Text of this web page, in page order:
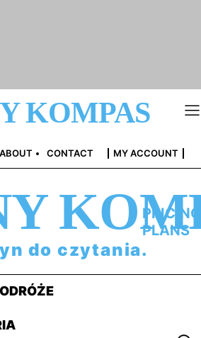
KOMPAS
ABOUT CONTACT MY ACCOUNT
do czytania.
PRICING
PLANS